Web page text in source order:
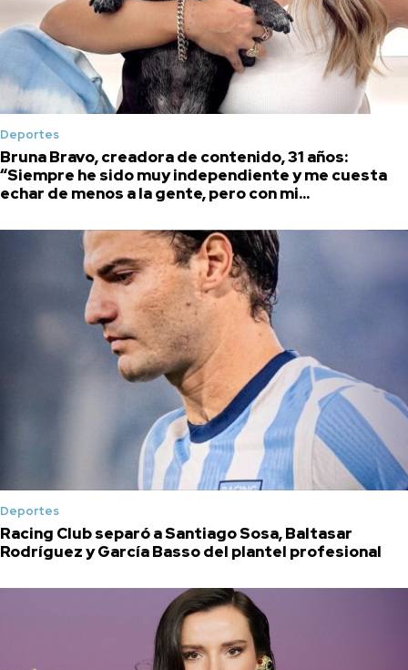
Deportes
Bruna Bravo, creadora de contenido, 31 años:
“Siempre he sido muy independiente y me cuesta
echar de menos a la gente, pero con mi...
Deportes
Racing Club separó a Santiago Sosa, Baltasar
Rodríguez y García Basso del plantel profesional